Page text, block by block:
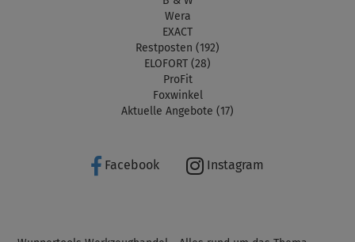
Wera
EXACT
Restposten (192)
ELOFORT (28)
ProFit
Foxwinkel
Aktuelle Angebote (17)
Facebook Instagram